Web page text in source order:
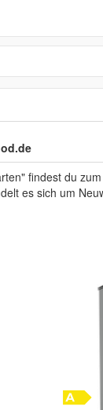
findest du
es sich um